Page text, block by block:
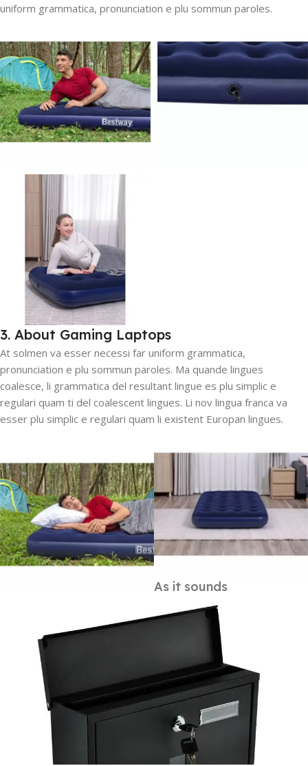
uniform grammatica, pronunciation e plu sommun paroles.
3. About Gaming Laptops
At solmen va esser necessi far uniform grammatica,
pronunciation e plu sommun paroles. Ma quande lingues
coalesce, li grammatica del resultant lingue es plu simplic e
regulari quam ti del coalescent lingues. Li nov lingua franca va
esser plu simplic e regulari quam li existent Europan lingues.
As it sounds